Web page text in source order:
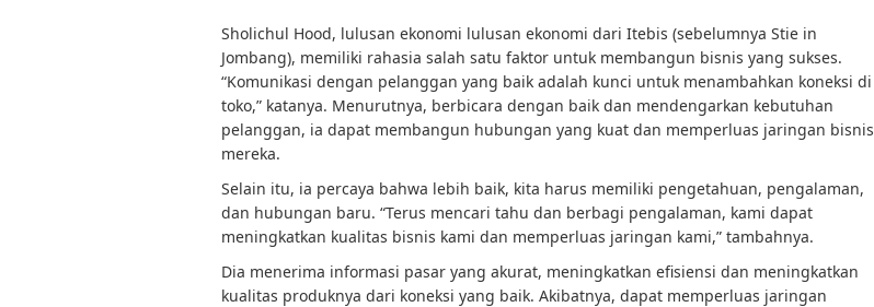
Sholichul Hood, lulusan ekonomi lulusan ekonomi dari Itebis (sebelumnya Stie in
Jombang), memiliki rahasia salah satu faktor untuk membangun bisnis yang sukses.
“Komunikasi dengan pelanggan yang baik adalah kunci untuk menambahkan koneksi di
toko,” katanya. Menurutnya, berbicara dengan baik dan mendengarkan kebutuhan
pelanggan, ia dapat membangun hubungan yang kuat dan memperluas jaringan bisnis
mereka.
Selain itu, ia percaya bahwa lebih baik, kita harus memiliki pengetahuan, pengalaman,
dan hubungan baru. “Terus mencari tahu dan berbagi pengalaman, kami dapat
meningkatkan kualitas bisnis kami dan memperluas jaringan kami,” tambahnya.
Dia menerima informasi pasar yang akurat, meningkatkan efisiensi dan meningkatkan
kualitas produknya dari koneksi yang baik. Akibatnya, dapat memperluas jaringan